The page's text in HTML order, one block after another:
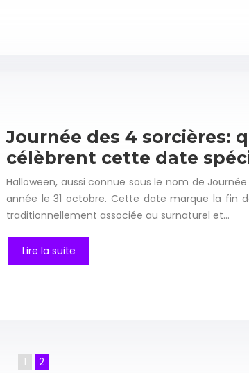
Journée des 4 sorcières:
célèbrent cette date
Halloween, aussi connue sous le nom de
année le 31 octobre. Cette date marque la fin
traditionnellement associée au surnaturel et…
Lire la suite
1 2